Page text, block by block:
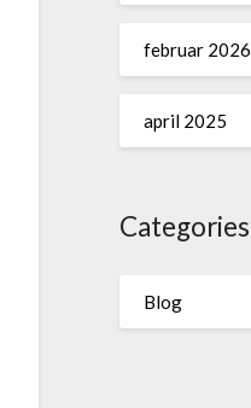
februar 2026
april 2025
Categories
Blog